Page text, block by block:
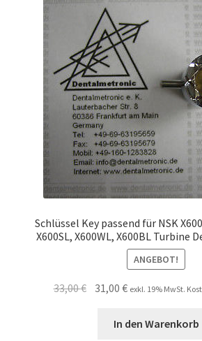
Schlüssel Key passend für NSK
X600SL, X600WL, X600BL Turbine
ANGEBOT!
33,00€ Ursprünglicher
31,00€Aktueller
ist:
exkl. 19% MwSt.
In den Warenkorb